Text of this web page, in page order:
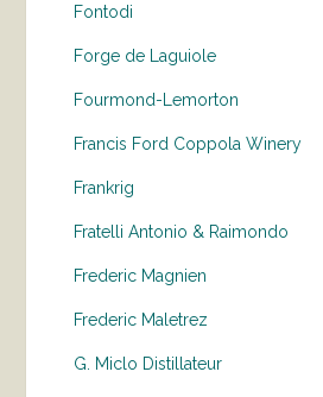
Fontodi
Forge de Laguiole
Fourmond-Lemorton
Francis Ford Coppola Winery
Frankrig
Fratelli Antonio & Raimondo
Frederic Magnien
Frederic Maletrez
G. Miclo Distillateur